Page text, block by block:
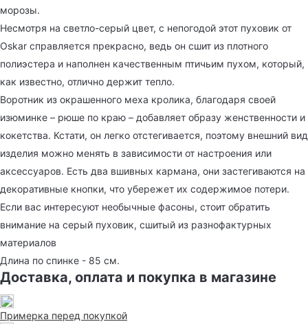
морозы.
Несмотря на светло-серый цвет, с непогодой этот пуховик от
Oskar справляется прекрасно, ведь он сшит из плотного
полиэстера и наполнен качественным птичьим пухом, который,
как известно, отлично держит тепло.
Воротник из окрашенного меха кролика, благодаря своей
изюминке – рюше по краю – добавляет образу женственности и
кокетства. Кстати, он легко отстегивается, поэтому внешний вид
изделия можно менять в зависимости от настроения или
аксессуаров. Есть два вшивных кармана, они застегиваются на
декоративные кнопки, что убережет их содержимое потери.
Если вас интересуют необычные фасоны, стоит обратить
внимание на серый пуховик, сшитый из разнофактурных
материалов
Длина по спинке - 85 см.
Доставка, оплата и покупка в магазине
Примерка перед покупкой